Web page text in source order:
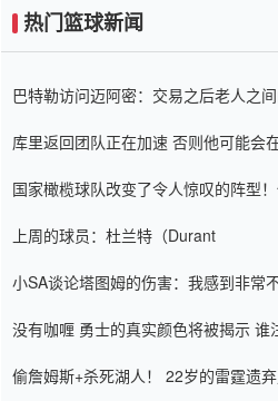
热门篮球新闻
巴特勒访问迈阿密：交易之后老人之
库里返回团队正在加速 否则他可能会
国家橄榄球队改变了令人惊叹的阵型
上周的球员：杜兰特（Durant
小SA谈论塔图姆的伤害：我感到非常
没有咖喱 勇士的真实颜色将被揭示 谁
偷詹姆斯+杀死湖人！ 22岁的雷霆遗